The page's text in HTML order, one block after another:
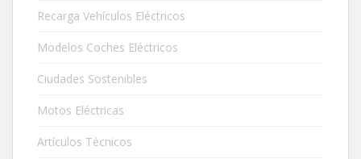
Recarga Vehículos Eléctricos
Modelos Coches Eléctricos
Ciudades Sostenibles
Motos Eléctricas
Artículos Técnicos